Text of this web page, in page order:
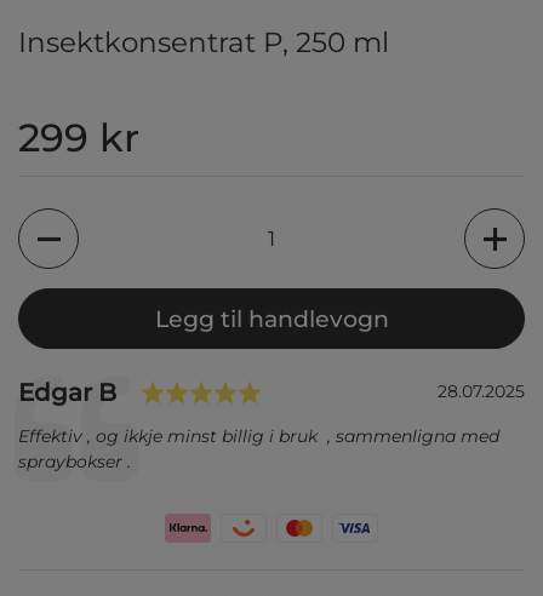
Insektkonsentrat P, 250 ml
Pris:
299 kr
Antall
Legg til handlevogn
Testimonial
Forfatter:
Edgar B Karakter: 5.0 av 5
Dato:
28.07.2025
Tekst:
Effektiv , og ikkje minst billig i bruk , sammenligna med
spraybokser .